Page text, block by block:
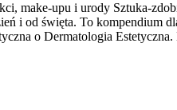
make-upu i urody Sztuka-
i od święta. To kompendium
o Dermatologia